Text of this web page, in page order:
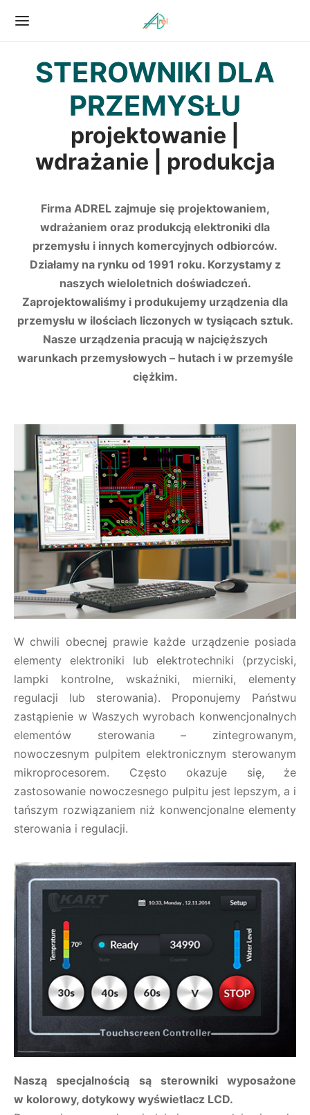
STEROWNIKI DLA
PRZEMYSŁU
projektowanie |
wdrażanie | produkcja
Firma ADREL zajmuje się projektowaniem,
wdrażaniem oraz produkcją elektroniki dla
przemysłu i innych komercyjnych odbiorców.
Działamy na rynku od 1991 roku. Korzystamy z
naszych wieloletnich doświadczeń.
Zaprojektowaliśmy i produkujemy urządzenia dla
przemysłu w ilościach liczonych w tysiącach sztuk.
Nasze urządzenia pracują w najcięższych
warunkach przemysłowych – hutach i w przemyśle
ciężkim.
W chwili obecnej prawie każde urządzenie posiada
elementy elektroniki lub elektrotechniki (przyciski,
lampki kontrolne, wskaźniki, mierniki, elementy
regulacji lub sterowania). Proponujemy Państwu
zastąpienie w Waszych wyrobach konwencjonalnych
elementów sterowania – zintegrowanym,
nowoczesnym pulpitem elektronicznym sterowanym
mikroprocesorem. Często okazuje się, że
zastosowanie nowoczesnego pulpitu jest lepszym, a i
tańszym rozwiązaniem niż konwencjonalne elementy
sterowania i regulacji.
Naszą specjalnością są sterowniki wyposażone
w kolorowy, dotykowy wyświetlacz LCD.
Powrót
CNC
Powrót
BMP